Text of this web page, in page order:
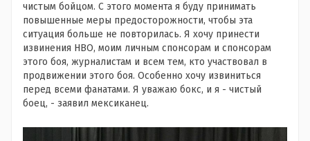
чистым бойцом. С этого момента я буду принимать
повышенные меры предосторожности, чтобы эта
ситуация больше не повторилась. Я хочу принести
извинения HBO, моим личным спонсорам и спонсорам
этого боя, журналистам и всем тем, кто участвовал в
продвижении этого боя. Особенно хочу извиниться
перед всеми фанатами. Я уважаю бокс, и я - чистый
боец, - заявил мексиканец.